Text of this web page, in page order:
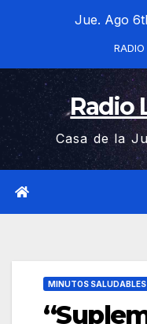
Jue. Ago
RADIO
Radio
Casa de la
MINUTOS SALUDABLES